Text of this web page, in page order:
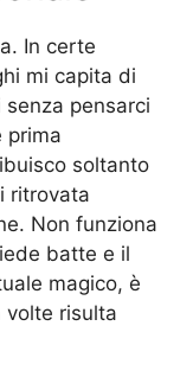
In certe
mi capita di
pensarci
prima
soltanto
ritrovata
Non funziona
batte e il
magico, è
volte risulta